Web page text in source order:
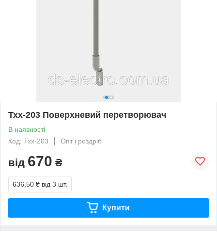
Тхх-203 Поверхневий перетворювач
В наявності
Код: Тхх-203
Опт і роздріб
від 670 ₴
636,50 ₴ від 3 шт.
Купити